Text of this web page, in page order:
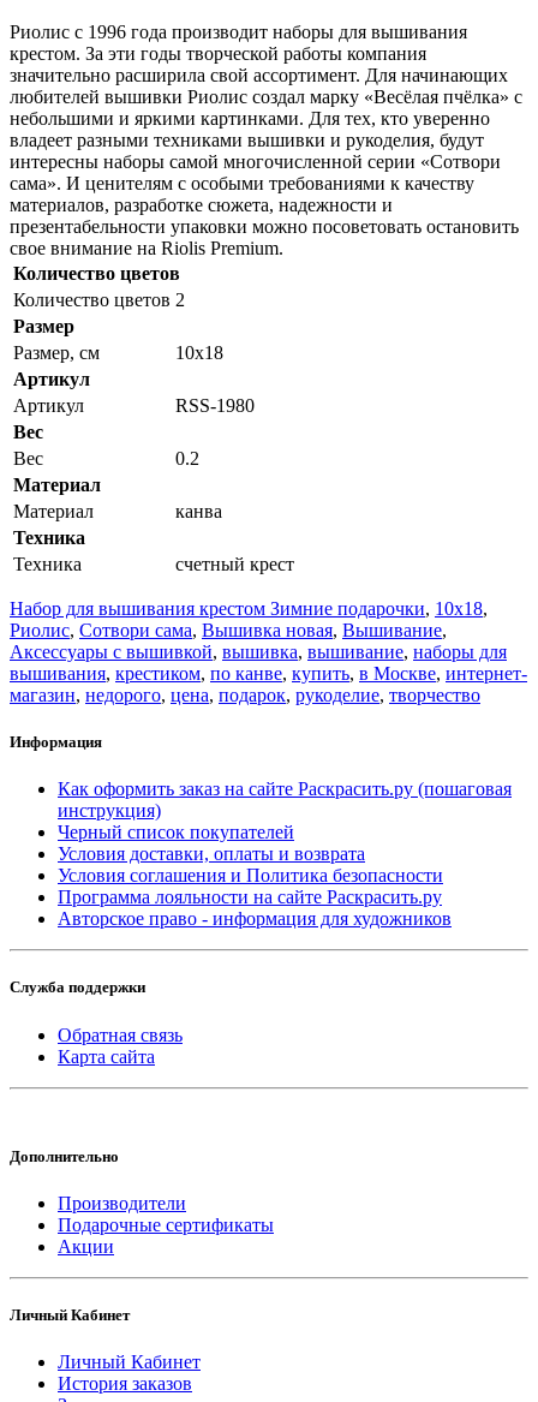
Риолис с 1996 года производит наборы для вышивания
крестом. За эти годы творческой работы компания
значительно расширила свой ассортимент. Для начинающих
любителей вышивки Риолис создал марку «Весёлая пчёлка» с
небольшими и яркими картинками. Для тех, кто уверенно
владеет разными техниками вышивки и рукоделия, будут
интересны наборы самой многочисленной серии «Сотвори
сама». И ценителям с особыми требованиями к качеству
материалов, разработке сюжета, надежности и
презентабельности упаковки можно посоветовать остановить
свое внимание на Riolis Premium.
Количество цветов
Количество цветов 2
Размер
Размер, см
10x18
Артикул
Артикул
RSS-1980
Вес
Вес
0.2
Материал
Материал
канва
Техника
Техника
счетный крест
Набор для вышивания крестом Зимние подарочки, 10x18,
Риолис, Сотвори сама, Вышивка новая, Вышивание,
Аксессуары с вышивкой, вышивка, вышивание, наборы для
вышивания, крестиком, по канве, купить, в Москве, интернет-
магазин, недорого, цена, подарок, рукоделие, творчество
Информация
Как оформить заказ на сайте Раскрасить.ру (пошаговая
инструкция)
Черный список покупателей
Условия доставки, оплаты и возврата
Условия соглашения и Политика безопасности
Программа лояльности на сайте Раскрасить.ру
Авторское право - информация для художников
Служба поддержки
Обратная связь
Карта сайта
Дополнительно
Производители
Подарочные сертификаты
Акции
Личный Кабинет
Личный Кабинет
История заказов